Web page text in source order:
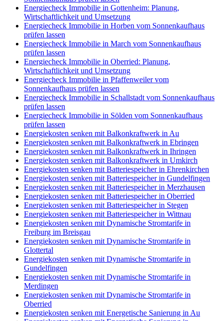
Energiecheck Immobilie in Gottenheim: Planung,
Wirtschaftlichkeit und Umsetzung
Energiecheck Immobilie in Horben vom Sonnenkaufhaus
prüfen lassen
Energiecheck Immobilie in March vom Sonnenkaufhaus
prüfen lassen
Energiecheck Immobilie in Oberried: Planung,
Wirtschaftlichkeit und Umsetzung
Energiecheck Immobilie in Pfaffenweiler vom
Sonnenkaufhaus prüfen lassen
Energiecheck Immobilie in Schallstadt vom Sonnenkaufhaus
prüfen lassen
Energiecheck Immobilie in Sölden vom Sonnenkaufhaus
prüfen lassen
Energiekosten senken mit Balkonkraftwerk in Au
Energiekosten senken mit Balkonkraftwerk in Ebringen
Energiekosten senken mit Balkonkraftwerk in Ihringen
Energiekosten senken mit Balkonkraftwerk in Umkirch
Energiekosten senken mit Batteriespeicher in Ehrenkirchen
Energiekosten senken mit Batteriespeicher in Gundelfingen
Energiekosten senken mit Batteriespeicher in Merzhausen
Energiekosten senken mit Batteriespeicher in Oberried
Energiekosten senken mit Batteriespeicher in Stegen
Energiekosten senken mit Batteriespeicher in Wittnau
Energiekosten senken mit Dynamische Stromtarife in
Freiburg im Breisgau
Energiekosten senken mit Dynamische Stromtarife in
Glottertal
Energiekosten senken mit Dynamische Stromtarife in
Gundelfingen
Energiekosten senken mit Dynamische Stromtarife in
Merdingen
Energiekosten senken mit Dynamische Stromtarife in
Oberried
Energiekosten senken mit Energetische Sanierung in Au